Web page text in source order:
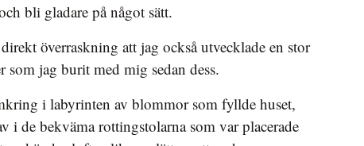
bli gladare på något sätt.
överraskning att jag också utvecklade en stor
jag burit med mig sedan dess.
i labyrinten av blommor som fyllde huset,
i de bekväma rottingstolarna som var placerade